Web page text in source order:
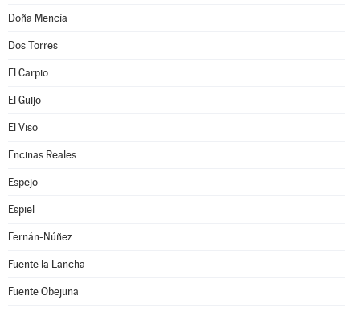
Doña Mencía
Dos Torres
El Carpio
El Guijo
El Viso
Encinas Reales
Espejo
Espiel
Fernán-Núñez
Fuente la Lancha
Fuente Obejuna